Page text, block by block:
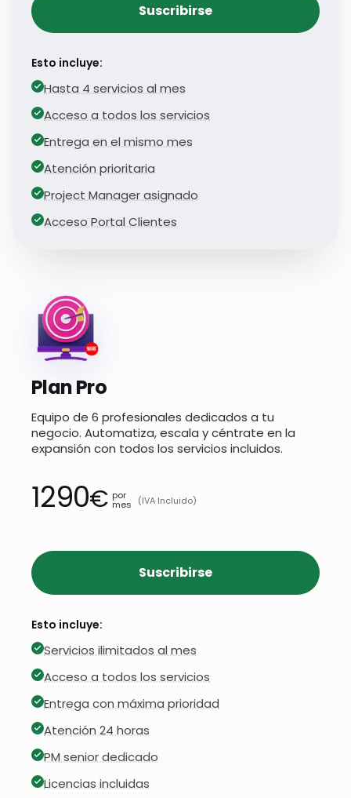
Suscribirse
Esto incluye:
Hasta 4 servicios al mes
Acceso a todos los servicios
Entrega en el mismo mes
Atención prioritaria
Project Manager asignado
Acceso Portal Clientes
Plan Pro
Equipo de 6 profesionales dedicados a tu
negocio. Automatiza, escala y céntrate en la
expansión con todos los servicios incluidos.
1290€ por
mes (IVA Incluido)
Suscribirse
Esto incluye:
Servicios ilimitados al mes
Acceso a todos los servicios
Entrega con máxima prioridad
Atención 24 horas
PM senior dedicado
Licencias incluidas